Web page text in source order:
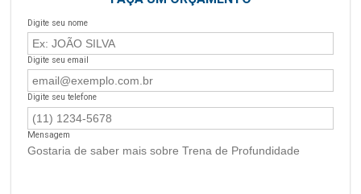
Digite seu nome
Digite seu email
Digite seu telefone
Mensagem